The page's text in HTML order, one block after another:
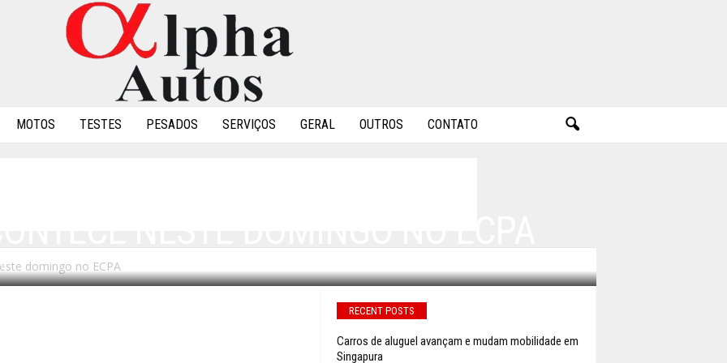
MOTOS TESTES PESADOS SERVIÇOS GERAL OUTROS CONTATO
domingo no ECPA
0
RECENT POSTS
Carros de aluguel avançam e mudam mobilidade em
Singapura